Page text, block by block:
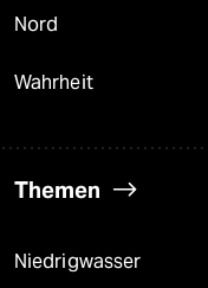
Nord
Wahrheit
Themen
Niedrigwasser